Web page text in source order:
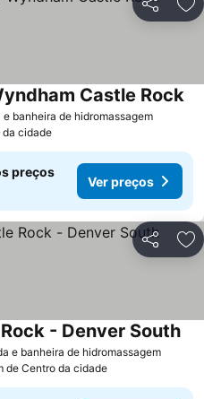
Partilhar
banheira de hidromassagemVer
Castle Rock
da cidade
preços
Ver preços
Partilhar
e banheira de hidromassagemVer
- Denver South
de Centro da cidade